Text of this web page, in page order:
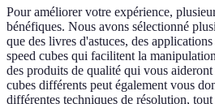
Pour améliorer votre expérience,
bénéfiques. Nous avons sélectionné
que des livres d'astuces, des
speed cubes qui facilitent la
des produits de qualité qui vous
cubes différents peut également vous
différentes techniques de résolution,